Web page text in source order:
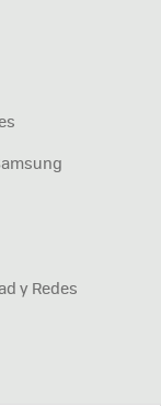
y Redes